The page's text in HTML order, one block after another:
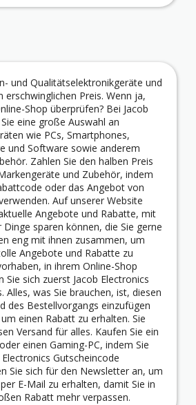
und Qualitätselektronikgeräte und
erschwinglichen Preis. Wenn ja,
Shop überprüfen? Bei Jacob
eine große Auswahl an
wie PCs, Smartphones,
und Software sowie anderem
Zahlen Sie den halben Preis
und Zubehör, indem
oder das Angebot von
Auf unserer Website
Angebote und Rabatte, mit
Dinge sparen können, die Sie gerne
eng mit ihnen zusammen, um
Angebote und Rabatte zu
in ihrem Online-Shop
Sie sich zuerst Jacob Electronics
Alles, was Sie brauchen, ist, diesen
des Bestellvorgangs einzufügen
einen Rabatt zu erhalten. Sie
Versand für alles. Kaufen Sie ein
einen Gaming-PC, indem Sie
Gutscheincode
Sie sich für den Newsletter an, um
E-Mail zu erhalten, damit Sie in
Rabatt mehr verpassen.